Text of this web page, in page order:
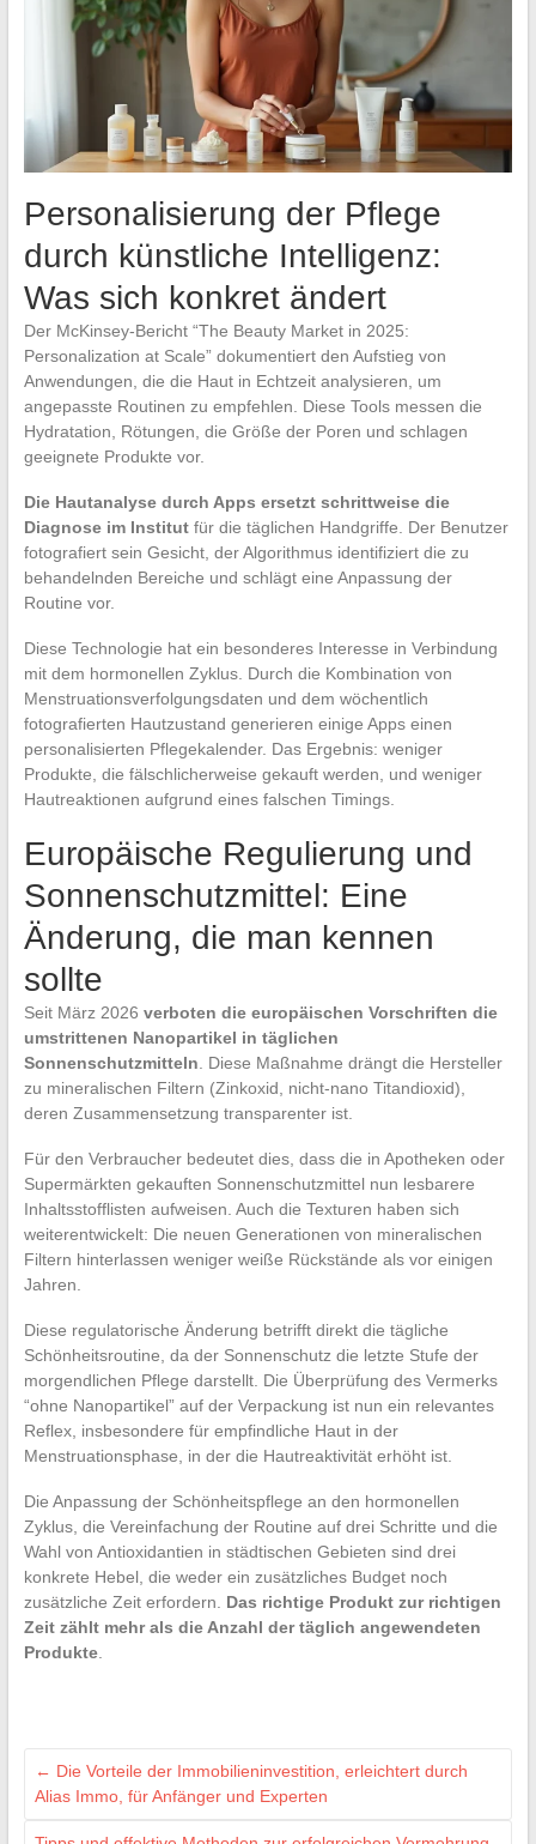
Personalisierung der Pflege
durch künstliche Intelligenz:
Was sich konkret ändert
Der McKinsey-Bericht “The Beauty Market in 2025:
Personalization at Scale” dokumentiert den Aufstieg von
Anwendungen, die die Haut in Echtzeit analysieren, um
angepasste Routinen zu empfehlen. Diese Tools messen die
Hydratation, Rötungen, die Größe der Poren und schlagen
geeignete Produkte vor.
Die Hautanalyse durch Apps ersetzt schrittweise die
Diagnose im Institutfür die täglichen Handgriffe. Der Benutzer
fotografiert sein Gesicht, der Algorithmus identifiziert die zu
behandelnden Bereiche und schlägt eine Anpassung der
Routine vor.
Diese Technologie hat ein besonderes Interesse in Verbindung
mit dem hormonellen Zyklus. Durch die Kombination von
Menstruationsverfolgungsdaten und dem wöchentlich
fotografierten Hautzustand generieren einige Apps einen
personalisierten Pflegekalender. Das Ergebnis: weniger
Produkte, die fälschlicherweise gekauft werden, und weniger
Hautreaktionen aufgrund eines falschen Timings.
Europäische Regulierung und
Sonnenschutzmittel: Eine
Änderung, die man kennen
sollte
Seit März 2026 verboten die europäischen Vorschriften die
umstrittenen Nanopartikel in täglichen
Sonnenschutzmitteln . Diese Maßnahme drängt die Hersteller
zu mineralischen Filtern (Zinkoxid, nicht-nano Titandioxid),
deren Zusammensetzung transparenter ist.
Für den Verbraucher bedeutet dies, dass die in Apotheken oder
Supermärkten gekauften Sonnenschutzmittel nun lesbarere
Inhaltsstofflisten aufweisen. Auch die Texturen haben sich
weiterentwickelt: Die neuen Generationen von mineralischen
Filtern hinterlassen weniger weiße Rückstände als vor einigen
Jahren.
Diese regulatorische Änderung betrifft direkt die tägliche
Schönheitsroutine, da der Sonnenschutz die letzte Stufe der
morgendlichen Pflege darstellt. Die Überprüfung des Vermerks
“ohne Nanopartikel” auf der Verpackung ist nun ein relevantes
Reflex, insbesondere für empfindliche Haut in der
Menstruationsphase, in der die Hautreaktivität erhöht ist.
Die Anpassung der Schönheitspflege an den hormonellen
Zyklus, die Vereinfachung der Routine auf drei Schritte und die
Wahl von Antioxidantien in städtischen Gebieten sind drei
konkrete Hebel, die weder ein zusätzliches Budget noch
zusätzliche Zeit erfordern. Das richtige Produkt zur richtigen
Zeit zählt mehr als die Anzahl der täglich angewendeten
Produkte.
← Die Vorteile der Immobilieninvestition, erleichtert durch
Alias Immo, für Anfänger und Experten